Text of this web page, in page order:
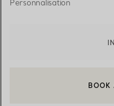
Personnalisation
CONTACTER UNBOOK